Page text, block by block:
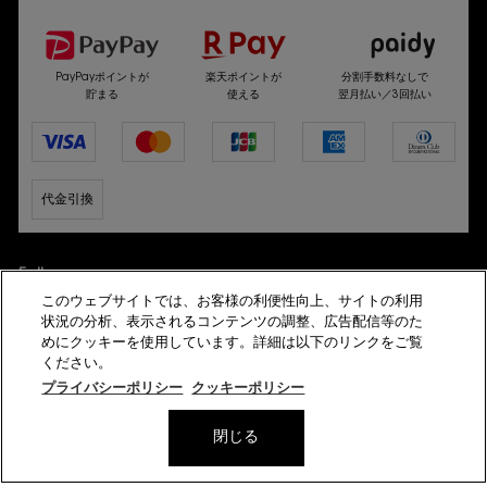
PayPayポイントが
貯まる
楽天ポイントが
使える
分割手数料なしで
翌月払い／3回払い
代金引換
Follow us
サイト利用規約 会員規約
このウェブサイトでは、お客様の利便性向上、サイトの利用
状況の分析、表示されるコンテンツの調整、広告配信等のた
めにクッキーを使用しています。詳細は以下のリンクをご覧
ください。
プライバシーポリシー
クッキーポリシー
閉じる